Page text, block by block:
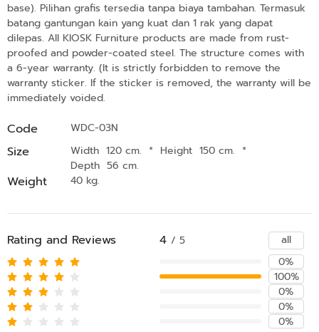
base). Pilihan grafis tersedia tanpa biaya tambahan. Termasuk
batang gantungan kain yang kuat dan 1 rak yang dapat
dilepas. All KIOSK Furniture products are made from rust-
proofed and powder-coated steel. The structure comes with
a 6-year warranty. (It is strictly forbidden to remove the
warranty sticker. If the sticker is removed, the warranty will be
immediately voided.
Code WDC-03N
Size Width 120 cm. * Height 150 cm. *
Depth 56 cm.
Weight 40 kg.
Rating and Reviews 4 / 5
all
0%
100%
0%
0%
0%